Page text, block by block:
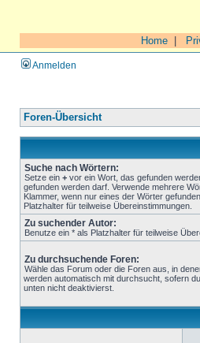
Home
Anmelden
Foren-Übersicht
Suche nach Wörtern:
Setze ein + vor ein Wort, das gefunden
gefunden werden darf. Verwende mehrere
Klammer, wenn nur eines der Wörter
Platzhalter für teilweise Übereinstimmungen.
Zu suchender Autor:
Benutze ein * als Platzhalter für teilweise
Zu durchsuchende Foren:
Wähle das Forum oder die Foren aus, in
werden automatisch mit durchsucht, sofern
unten nicht deaktivierst.